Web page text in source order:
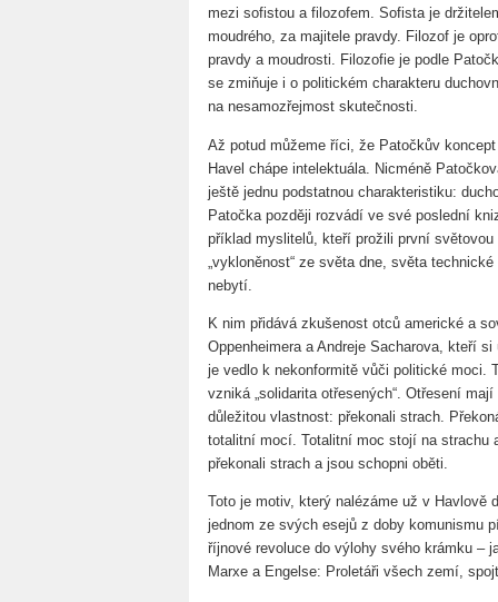
mezi sofistou a filozofem. Sofista je
moudrého, za majitele pravdy. Filozof je
pravdy a moudrosti. Filozofie je podle
se zmiňuje i o politickém charakteru
na nesamozřejmost skutečnosti.
Až potud můžeme říci, že Patočkův
Havel chápe intelektuála. Nicméně
ještě jednu podstatnou charakteristiku:
Patočka později rozvádí ve své poslední
příklad myslitelů, kteří prožili první
„vykloněnost“ ze světa dne, světa
nebytí.
K nim přidává zkušenost otců americké a
Oppenheimera a Andreje Sacharova, kteří
je vedlo k nekonformitě vůči politické moci.
vzniká „solidarita otřesených“. Otřesení
důležitou vlastnost: překonali strach.
totalitní mocí. Totalitní moc stojí na strachu
překonali strach a jsou schopni oběti.
Toto je motiv, který nalézáme už v Havlově
jednom ze svých esejů z doby komunismu
říjnové revoluce do výlohy svého krámku –
Marxe a Engelse: Proletáři všech zemí,